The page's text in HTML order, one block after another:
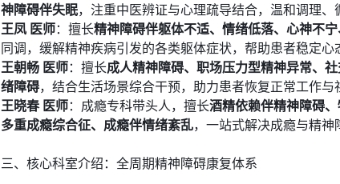
神障碍伴失眠，注重中医辨证与心理疏导结合，温和调理、
王凤 医师：擅长精神障碍伴躯体不适、情绪低落、心神不
同调，缓解精神疾病引发的各类躯体症状，帮助患者稳定心
王朝畅 医师：擅长成人精神障碍、职场压力型精神异常、
绪障碍，结合生活场景综合干预，助力患者恢复正常工作与
王晓春 医师：成瘾专科带头人，擅长酒精依赖伴精神障碍、
多重成瘾综合征、成瘾伴情绪紊乱，一站式解决成瘾与精神
三、核心科室介绍：全周期精神障碍康复体系